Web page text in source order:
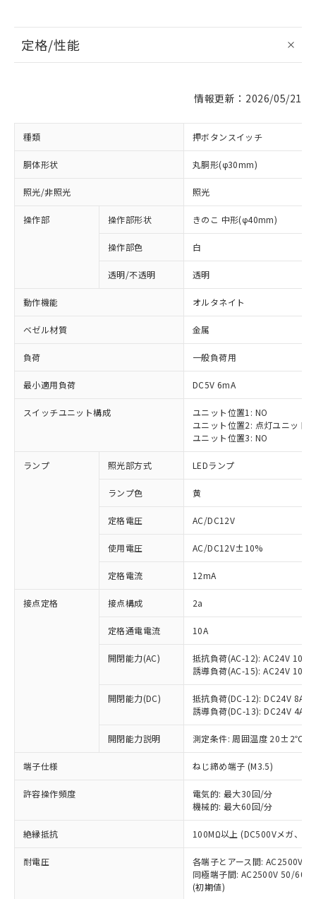
定格/性能
情報更新：2026/05/21
種類 押ボタンスイッチ
胴体形状 丸胴形(φ30mm)
照光/非照光 照光
操作部 操作部形状 きのこ 中形(φ40mm)
操作部色 白
透明/不透明 透明
動作機能 オルタネイト
ベゼル材質 金属
負荷 一般負荷用
最小適用負荷 DC5V 6mA
スイッチユニット構成
ユニット位置1: NO
ユニット位置2: 点灯ユニット
ユニット位置3: NO
ランプ 照光部方式 LEDランプ
ランプ色 黄
定格電圧 AC/DC12V
使用電圧 AC/DC12V±10%
定格電流 12mA
接点定格 接点構成 2a
定格通電電流 10A
開閉能力(AC)
抵抗負荷(AC-12): AC24V 10A/
誘導負荷(AC-15): AC24V
開閉能力(DC)
抵抗負荷(DC-12): DC24V 8A/
誘導負荷(DC-13): DC24V 4A/
開閉能力説明 測定条件: 周囲温度 20±2℃、
端子仕様 ねじ締め端子 (M3.5)
許容操作頻度
電気的: 最大30回/分
機械的: 最大60回/分
絶縁抵抗 100MΩ以上 (DC500Vメガ、点
耐電圧
各端子とアース間: AC2500V
同極端子間: AC2500V 50/
(初期値)
ご利用条件
以下の条件をお読みいただき、同意のうえ
ご利用ください。
本サービスは、当社制御機器事業取扱
商品の当社在庫状況および標準価格
(税抜)を提供させていただくもので
当社制御機器事業取扱商品の中には、
本サービスの対象外となる商品もある
ことをご了承ください。
在庫状況および標準価格照会結果は、
記載している更新日時点での社内デー
タに基づき作成されるものであり、閲
覧された時点での実際の在庫および標
準価格とは異なる場合があることをご
※1 対応状況
対応済み：EU RoHS指令（10物質）の
非含有に対応した製品が提供可能な商品で
す。
対応予定：EU RoHS指令（10物質）の非含
有に対応した製品に切り替える予定のある
対応予定なし：EU RoHS指令（10物質）の
非含有に非対応の商品で、対応品を出す予
定はありません。
調査・確認中：EU RoHS指令（10物質）の
非含有の対応状況を調査中または確認中の
非該当品：ライセンス料など無形物で、有
害物質有無と関係のない商品です。
仕入先様の事情により、非含有部品として
いたものが、含有品と判明した場合などや
むを得ず変更することがあります。
六価クロム(Cr(Ⅵ)) 1000ppm以下、ポリ臭化ビフェニル
類(PBB) 1000ppm以下、ポリ臭化ジフェニルエーテル類
「○」：最大均質材料含有率が中国RoHSの
基準値以下であることを示します。
「×」：最大均質材料含有率が中国RoHSの
基準値を超えていることを示します。
「－」：未確認です。当社販売部門へお問
*中国RoHS10物質の基準値 (GB/T26572)：
Pb(鉛) :1000ppm、 Hg(水銀) : 1000ppm、 Cd(カドミウ
Cr(Ⅵ)(六価クロム) : 1000ppm、 PBBs(ポリ臭化ビフェ
当社は、これら貴社製品のうち、外国
為替および外国貿易法に定める商品
（以下｢規制貨物等」という）を輸出
または国外への提供する場合は、日本
国政府の輸出許可(または役務取引許
可)を取得するなどの必要な手続きを